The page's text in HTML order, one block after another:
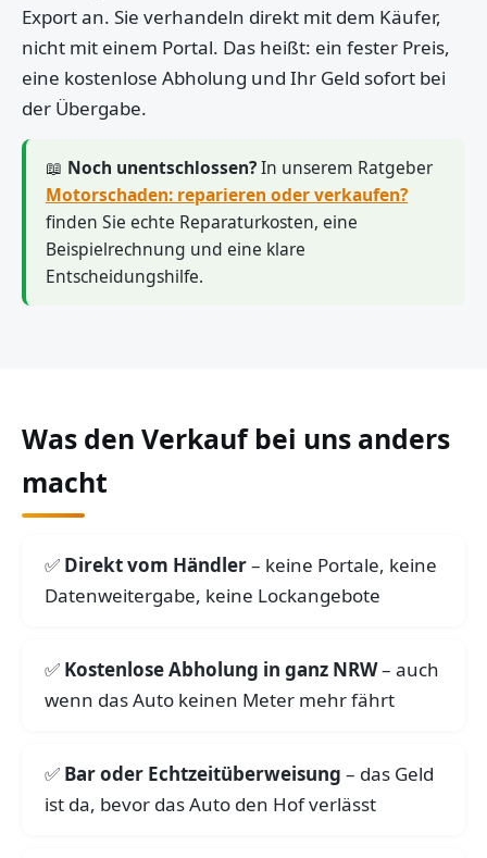
Export an. Sie verhandeln direkt mit dem Käufer,
nicht mit einem Portal. Das heißt: ein fester Preis,
eine kostenlose Abholung und Ihr Geld sofort bei
der Übergabe.
📖 Noch unentschlossen?In unserem Ratgeber
Motorschaden: reparieren oder verkaufen?
finden Sie echte Reparaturkosten, eine
Beispielrechnung und eine klare
Entscheidungshilfe.
Was den Verkauf bei uns anders
macht
Direkt vom Händler– keine Portale, keine
Datenweitergabe, keine Lockangebote
Kostenlose Abholung in ganz NRW– auch
wenn das Auto keinen Meter mehr fährt
Bar oder Echtzeitüberweisung – das Geld
ist da, bevor das Auto den Hof verlässt